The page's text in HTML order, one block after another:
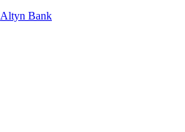
Altyn Bank